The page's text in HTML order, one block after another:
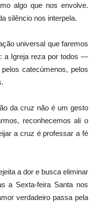
algo que nos envolve.
silêncio nos interpela.
universal que faremos
a Igreja reza por todos —
catecúmenos, pelos
da cruz não é um gesto
reconhecemos ali o
a cruz é professar a fé
a dor e busca eliminar
a Sexta-feira Santa nos
verdadeiro passa pela